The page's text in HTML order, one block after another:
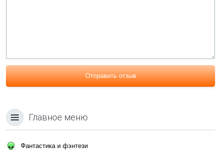
Отправить отзыв
Главное меню
Фантастика и фэнтези